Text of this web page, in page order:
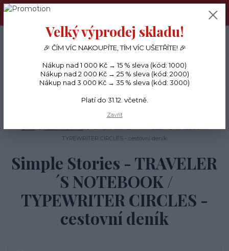
PŘÁNÍČKA a PAPÍROVÉ DÁRKY odesílám každý den, KREATIVNÍ
Menu
CZK
+420 734 380 930
(Po-Ne, 8-20 hod.)
TYPEWRITER CIRCLES - cestovní deník
Simple Stories - TRAVELER
´S NOTEBOOK /
TYPEWRITER CIRCLES -
cestovní deník
Velký výprodej skladu!
🎉 ČÍM VÍC NAKOUPÍTE, TÍM VÍC UŠETŘÍTE! 🎉
Nákup nad 1 000 Kč → 15 % sleva (kód: 1000)
Nákup nad 2 000 Kč → 25 % sleva (kód: 2000)
Nákup nad 3 000 Kč → 35 % sleva (kód: 3000)
Platí do 31.12. včetně.
Zavřít